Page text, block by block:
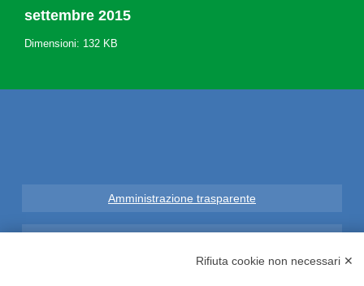
settembre 2015
Dimensioni: 132 KB
Amministrazione trasparente
Rifiuta cookie non necessari ✕